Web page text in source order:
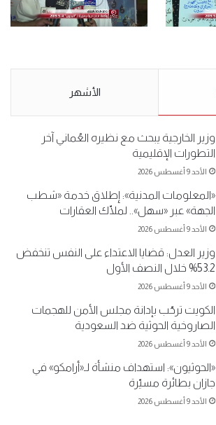
نبيع مخدرات يعني ولا خمر؟!.
الأشهر
وزير الخارجية يبحث مع نظيره العُماني آخر
التطورات الإقليمية
الأحد 9 أغسطس 2026
«المعلومات المدنية»: إطلاق خدمة «شطب
الجهة» عبر «سهل».. لملّاك العقارات
الأحد 9 أغسطس 2026
وزير العدل: قضايا الاعتداء على النفس تنخفض
53.2% خلال النصف الأول
الأحد 9 أغسطس 2026
الكويت ترحّب بإدانة مجلس الأمن للهجمات
الصاروخية الحوثية ضد السعودية
الأحد 9 أغسطس 2026
«الحوثيون»: استهداف منشأة لـ«أرامكو» في
جازان بطائرة مسيّرة
الأحد 9 أغسطس 2026